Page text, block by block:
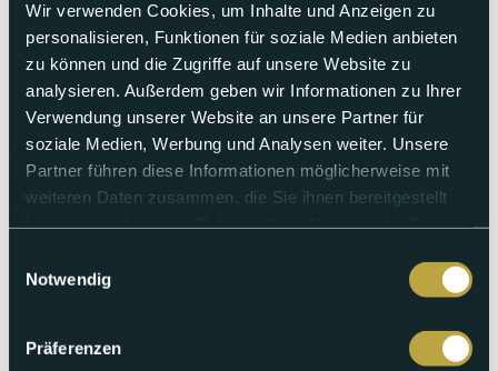
Wir verwenden Cookies, um Inhalte und Anzeigen zu
personalisieren, Funktionen für soziale Medien anbieten
zu können und die Zugriffe auf unsere Website zu
analysieren. Außerdem geben wir Informationen zu Ihrer
Verwendung unserer Website an unsere Partner für
soziale Medien, Werbung und Analysen weiter. Unsere
Partner führen diese Informationen möglicherweise mit
weiteren Daten zusammen, die Sie ihnen bereitgestellt
Notwendig
Präferenzen
Freitag 17.04.2026
Klaus Littmann und Dominik Müller
Wenn zwei derart kreative Menschen aufeinandertreffen, wie
aussergewöhnliche Geschichten. Zum Beispiel wurde eine
berühmte Sportlerin von einem der beiden Galeristen
Abspielen